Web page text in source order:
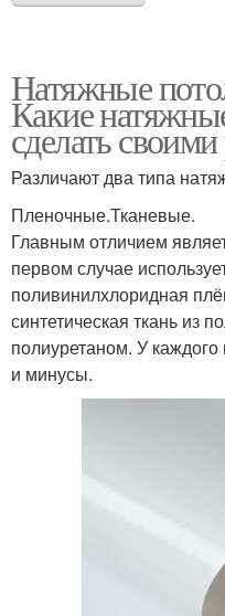
Натяжные
Какие
сделать
Различают два типа
Пленочные.Тканевые.
Главным отличием
первом случае
поливинилхлоридная
синтетическая ткань из
полиуретаном. У
и минусы.